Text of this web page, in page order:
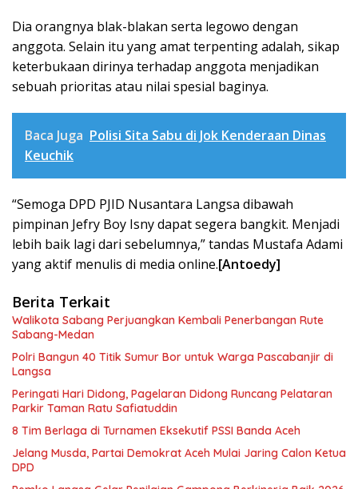
Dia orangnya blak-blakan serta legowo dengan
anggota. Selain itu yang amat terpenting adalah, sikap
keterbukaan dirinya terhadap anggota menjadikan
sebuah prioritas atau nilai spesial baginya.
Baca Juga Polisi Sita Sabu di Jok Kenderaan Dinas
Keuchik
“Semoga DPD PJID Nusantara Langsa dibawah
pimpinan Jefry Boy Isny dapat segera bangkit. Menjadi
lebih baik lagi dari sebelumnya,” tandas Mustafa Adami
yang aktif menulis di media online.[Antoedy]
Berita Terkait
Walikota Sabang Perjuangkan Kembali Penerbangan Rute
Sabang-Medan
Polri Bangun 40 Titik Sumur Bor untuk Warga Pascabanjir di
Langsa
Peringati Hari Didong, Pagelaran Didong Runcang Pelataran
Parkir Taman Ratu Safiatuddin
8 Tim Berlaga di Turnamen Eksekutif PSSI Banda Aceh
Jelang Musda, Partai Demokrat Aceh Mulai Jaring Calon Ketua
DPD